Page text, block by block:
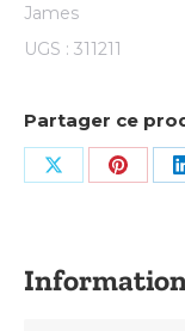
James
UGS : 311211
Partager ce
Share Share